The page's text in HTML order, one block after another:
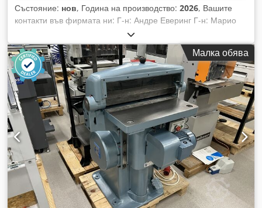
Състояние: нов, Година на производство: 2026, Вашите
контакти във фирмата ни: Г-н: Андре Еверинг Г-н: Марио
Кльовер Dodpfxedd Ewbo Am Sjkr Г-н: Саймън Бланк
Включено в доставката: 01x Крайно удължение, ново
Изпълнение: универсално Цвят на материала: RAL 1018
цинково жълт Обща височина: 650 mm Полезна височина:
500 mm Телескопично: 600 - 1.150 mm дълбочина Размер
на рамковия профил: 45 x 45 mm ъгъл Перфорация: 5 x 25
mm Диаметър на отворите: 30 x 10 mm Тегло: 6,52 kg / бр.
Нашите услуги накратко: (Цени при запитване) - Монтаж,
сглобяване моля, обърнете внимание на нашите общи
монтажни условия - Проверка на стелажи Инспекция на
стелажи по DIN EN 15635 изпълнена според изискванията
на BGR 234 - визуална проверка за всички стелажни
системи - Доставка с наш собствен автопарк (без
разтоварване) Разходи за доставка при запитване!
Малка обява